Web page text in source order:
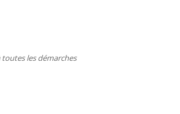
toutes les démarches